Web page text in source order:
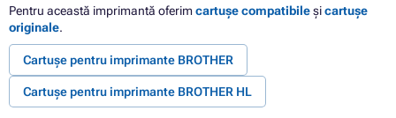
Pentru această imprimantă oferimcartușe compatibileșicartușe
originale.
Cartușe pentru imprimante BROTHER
Cartușe pentru imprimante BROTHER HL